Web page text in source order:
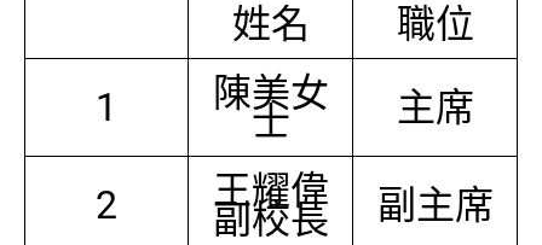
姓名
職位
1
陳美女
士 主席
2 王耀偉
副校長 副主席